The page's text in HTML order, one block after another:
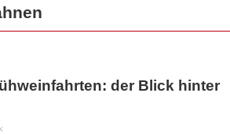
der Blick hinter